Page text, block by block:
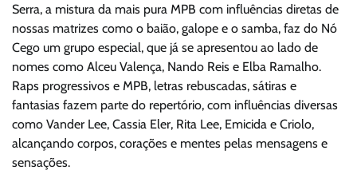
Serra, a mistura da mais pura MPB com influências diretas de
nossas matrizes como o baião, galope e o samba, faz do Nó
Cego um grupo especial, que já se apresentou ao lado de
nomes como Alceu Valença, Nando Reis e Elba Ramalho.
Raps progressivos e MPB, letras rebuscadas, sátiras e
fantasias fazem parte do repertório, com influências diversas
como Vander Lee, Cassia Eler, Rita Lee, Emicida e Criolo,
alcançando corpos, corações e mentes pelas mensagens e
sensações.